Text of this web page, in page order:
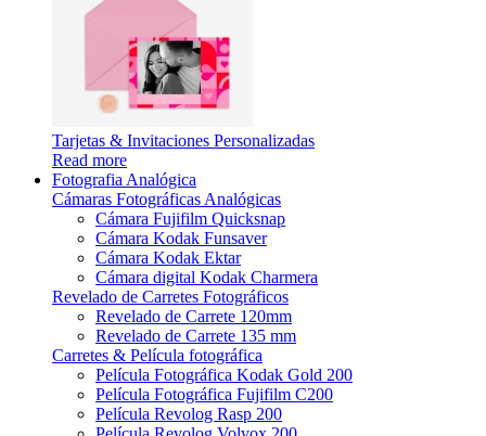
Tarjetas & Invitaciones Personalizadas
Read more
Fotografia Analógica
Cámaras Fotográficas Analógicas
Cámara Fujifilm Quicksnap
Cámara Kodak Funsaver
Cámara Kodak Ektar
Cámara digital Kodak Charmera
Revelado de Carretes Fotográficos
Revelado de Carrete 120mm
Revelado de Carrete 135 mm
Carretes & Película fotográfica
Película Fotográfica Kodak Gold 200
Película Fotográfica Fujifilm C200
Película Revolog Rasp 200